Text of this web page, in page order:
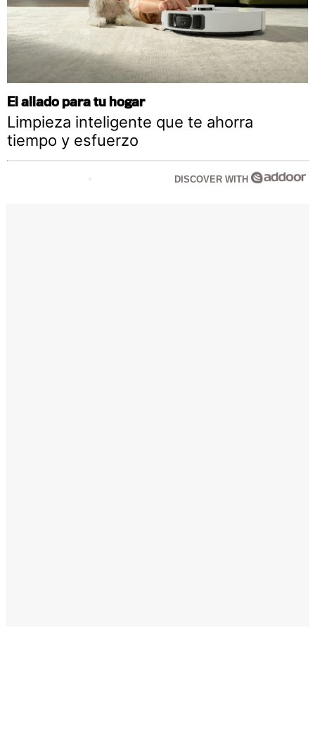
El aliado para tu hogar
Limpieza inteligente que te ahorra
tiempo y esfuerzo
DISCOVER WITH